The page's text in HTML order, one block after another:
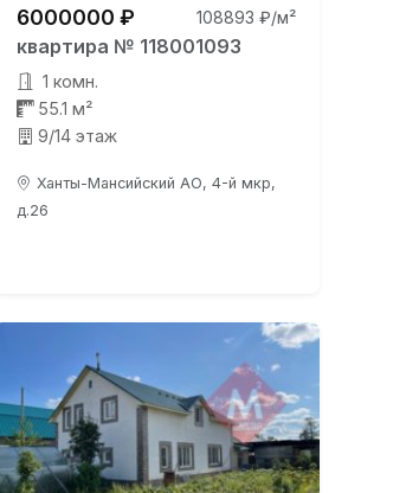
6000000 ₽ 108893 ₽/м²
квартира № 118001093
1 комн.
55.1 м²
9/14 этаж
Ханты-Мансийский АО, 4-й мкр,
д.26